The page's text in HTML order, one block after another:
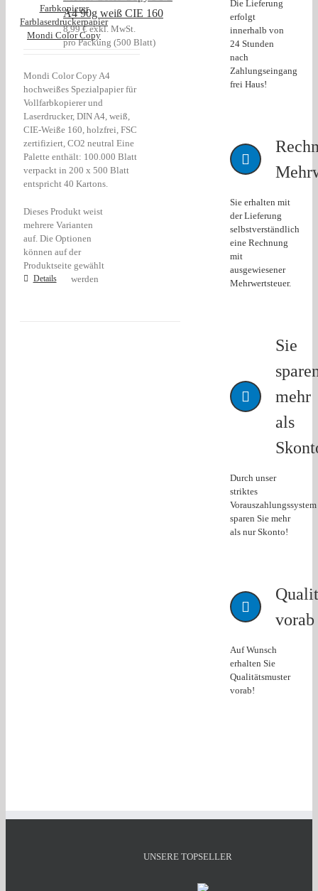
A4 90g weiß CIE 160
8,99€ exkl. MwSt.
pro Packung (500 Blatt)
Mondi Color Copy A4
hochweißes Spezialpapier für
Vollfarbkopierer und
Laserdrucker, DIN A4, weiß,
CIE-Weiße 160, holzfrei, FSC
zertifiziert, CO2 neutral Eine
Palette enthält: 100.000 Blatt
verpackt in 200 x 500 Blatt
entspricht 40 Kartons.
Dieses Produkt weist
mehrere Varianten
auf. Die Optionen
können auf der
Produktseite gewählt
werden
Details
Die Lieferung
erfolgt
innerhalb von
24 Stunden
nach
Zahlungseingang
frei Haus!
Sie erhalten mit
der Lieferung
selbstverständlich
eine Rechnung
mit
ausgewiesener
Mehrwertsteuer.
Sie
mehr
als
Durch unser
striktes
Vorauszahlungssystem
sparen Sie mehr
als nur Skonto!
vorab
Auf Wunsch
erhalten Sie
Qualitätsmuster
vorab!
UNSERE TOPSELLER